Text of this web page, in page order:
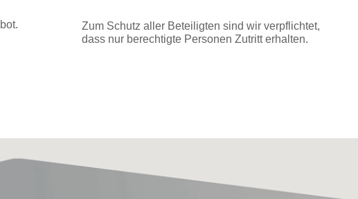
Zum Schutz aller Beteiligten sind wir verpflichtet,
dass nur berechtigte Personen Zutritt erhalten.